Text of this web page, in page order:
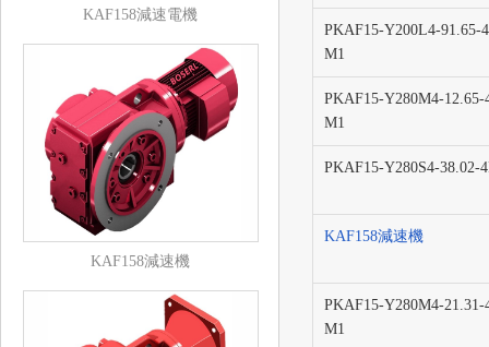
KAF158減速電機
KAF158減速機
PKAF15-Y200L4-91.65-
M1
PKAF15-Y280M4-12.65-
M1
PKAF15-Y280S4-38.02-
KAF158減速機
PKAF15-Y280M4-21.31-
M1